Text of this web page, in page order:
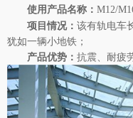
使用产品名称： M12/
项目情况： 该有轨电车
犹如一辆小地铁；
产品优势： 抗震、耐疲